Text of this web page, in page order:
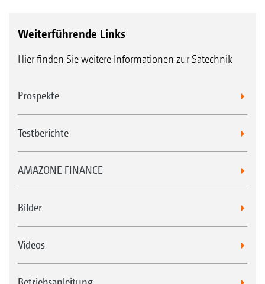
Weiterführende Links
Hier finden Sie weitere Informationen zur Sätechnik
Prospekte
Testberichte
AMAZONE FINANCE
Bilder
Videos